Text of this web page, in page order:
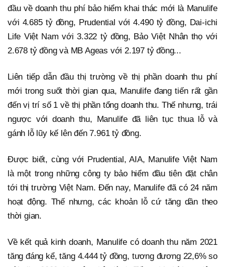
đầu về doanh thu phí bảo hiểm khai thác mới là Manulife
với 4.685 tỷ đồng, Prudential với 4.490 tỷ đồng, Dai-ichi
Life Việt Nam với 3.322 tỷ đồng, Bảo Việt Nhân thọ với
2.678 tỷ đồng và MB Ageas với 2.197 tỷ đồng...
Liên tiếp dẫn đầu thị trường về thị phần doanh thu phí
mới trong suốt thời gian qua, Manulife đang tiến rất gần
đến vị trí số 1 về thị phần tổng doanh thu. Thế nhưng, trái
ngược với doanh thu, Manulife đã liên tục thua lỗ và
gánh lỗ lũy kế lên đến 7.961 tỷ đồng.
Được biết, cùng với Prudential, AIA, Manulife Việt Nam
là một trong những công ty bảo hiểm đầu tiên đặt chân
tới thị trường Việt Nam. Đến nay, Manulife đã có 24 năm
hoạt động. Thế nhưng, các khoản lỗ cứ tăng dần theo
thời gian.
Về kết quả kinh doanh, Manulife có doanh thu năm 2021
tăng đáng kể, tăng 4.444 tỷ đồng, tương đương 22,6% so